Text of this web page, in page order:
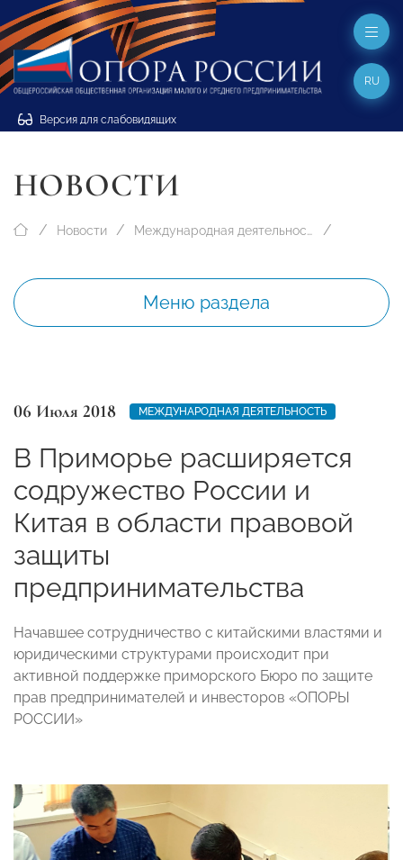
Версия для слабовидящих
RU
НОВОСТИ
Новости Международная деятельность
Меню раздела
06 Июля 2018 МЕЖДУНАРОДНАЯ ДЕЯТЕЛЬНОСТЬ
В Приморье расширяется
содружество России и
Китая в области правовой
защиты
предпринимательства
Начавшее сотрудничество с китайскими властями и
юридическими структурами происходит при
активной поддержке приморского Бюро по защите
прав предпринимателей и инвесторов «ОПОРЫ
РОССИИ»